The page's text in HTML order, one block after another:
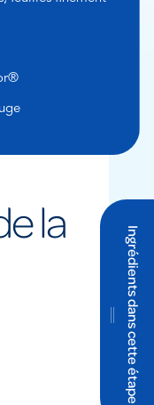
la
Ingrédients dans cette étape